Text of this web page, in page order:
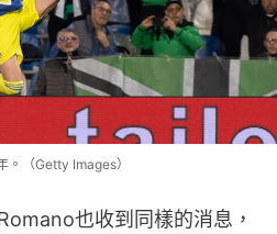
。（Getty Images）
也收到同樣的消息，